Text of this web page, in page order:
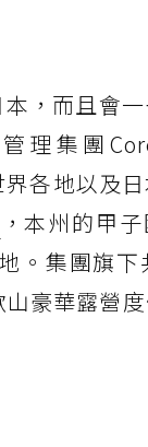
，而且會
理集團
各地以及
，本州的甲
。集團旗下
豪華露營